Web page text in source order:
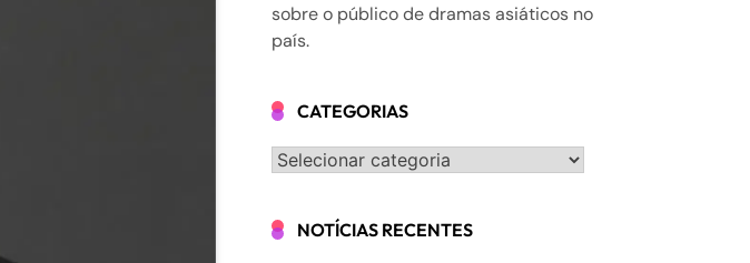
sobre o público de dramas asiáticos no
país.
CATEGORIAS
Categorias
NOTÍCIAS RECENTES